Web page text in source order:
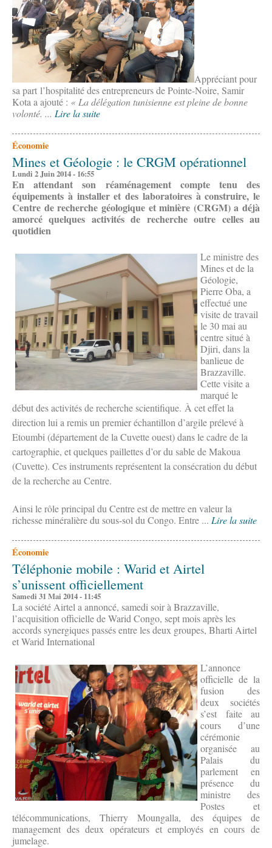
Appréciant pour
sa part l’hospitalité des entrepreneurs de Pointe-Noire, Samir
Kota a ajouté : « La délégation tunisienne est pleine de bonne
volonté. ... Lire la suite
Économie
Mines et Géologie : le CRGM opérationnel
Lundi 2 Juin 2014 - 16:55
En attendant son réaménagement compte tenu des
équipements à installer et des laboratoires à construire, le
Centre de recherche géologique et minière (CRGM) a déjà
amorcé quelques activités de recherche outre celles au
quotidien
Le ministre des
Mines et de la
Géologie,
Pierre Oba, a
effectué une
visite de travail
le 30 mai au
centre situé à
Djiri, dans la
banlieue de
Brazzaville.
Cette visite a
marqué le
début des activités de recherche scientifique. À cet effet la
direction lui a remis un premier échantillon d’argile prélevé à
Etoumbi (département de la Cuvette ouest) dans le cadre de la
cartographie, et quelques paillettes d’or du sable de Makoua
(Cuvette). Ces instruments représentent la consécration du début
de la recherche au Centre.
Ainsi le rôle principal du Centre est de mettre en valeur la
richesse minéralière du sous-sol du Congo. Entre ... Lire la suite
Économie
Téléphonie mobile : Warid et Airtel
s’unissent officiellement
Samedi 31 Mai 2014 - 11:45
La société Airtel a annoncé, samedi soir à Brazzaville,
l’acquisition officielle de Warid Congo, sept mois après les
accords synergiques passés entre les deux groupes, Bharti Airtel
et Warid International
L’annonce
officielle de la
fusion des
deux sociétés
s’est faite au
cours d’une
cérémonie
organisée au
Palais du
parlement en
présence du
ministre des
Postes et
télécommunications, Thierry Moungalla, des équipes de
management des deux opérateurs et employés en cours de
jumelage.